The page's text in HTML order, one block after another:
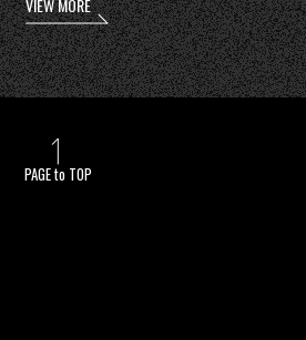
VIEW MORE
PAGE to TOP